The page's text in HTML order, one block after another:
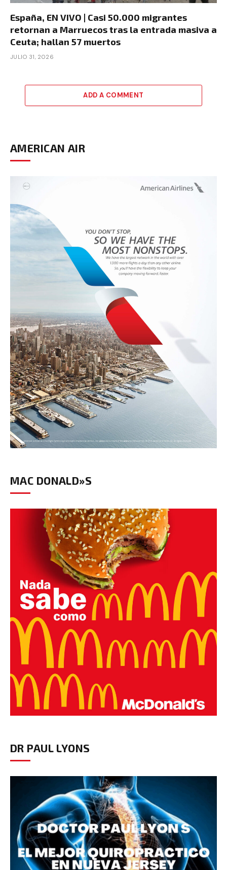
España, EN VIVO | Casi 50.000 migrantes
retornan a Marruecos tras la entrada masiva a
Ceuta; hallan 57 muertos
JULIO 31, 2026
ADD A COMMENT
AMERICAN AIR
MAC DONALD»S
DR PAUL LYONS